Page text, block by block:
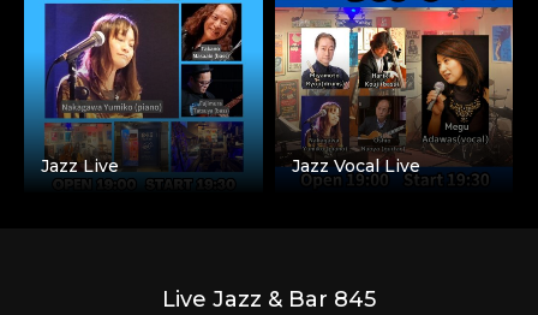
Jazz Live Jazz Vocal Live
Live Jazz & Bar 845